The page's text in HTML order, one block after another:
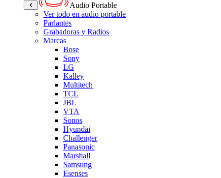
Audio Portable
Ver todo en audio portable
Parlantes
Grabadoras y Radios
Marcas
Bose
Sony
LG
Kalley
Multitech
TCL
JBL
VTA
Sonos
Hyundai
Challenger
Panasonic
Marshall
Samsung
Esenses